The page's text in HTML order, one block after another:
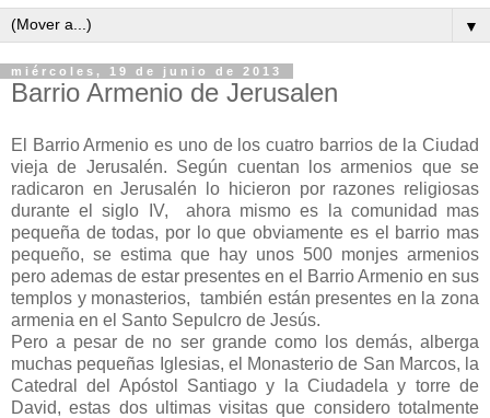
▼
miércoles, 19 de junio de 2013
Barrio Armenio de Jerusalen
El Barrio Armenio es uno de los cuatro barrios de la Ciudad
vieja de Jerusalén. Según cuentan los armenios que se
radicaron en Jerusalén lo hicieron por razones religiosas
durante el siglo IV, ahora mismo es la comunidad mas
pequeña de todas, por lo que obviamente es el barrio mas
pequeño, se estima que hay unos 500 monjes armenios
pero ademas de estar presentes en el Barrio Armenio en sus
templos y monasterios, también están presentes en la zona
armenia en el Santo Sepulcro de Jesús.
Pero a pesar de no ser grande como los demás, alberga
muchas pequeñas Iglesias, el Monasterio de San Marcos, la
Catedral del Apóstol Santiago y la Ciudadela y torre de
David, estas dos ultimas visitas que considero totalmente